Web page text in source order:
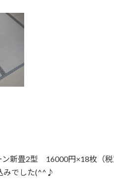
新畳2型 16000円×18枚（
みでした(^^♪